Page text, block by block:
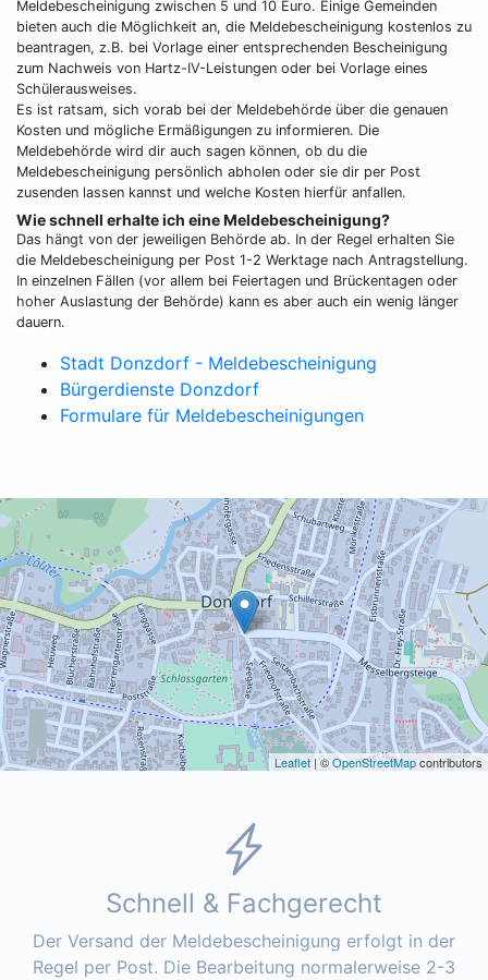
Meldebescheinigung zwischen 5 und 10 Euro. Einige Gemeinden
bieten auch die Möglichkeit an, die Meldebescheinigung kostenlos zu
beantragen, z.B. bei Vorlage einer entsprechenden Bescheinigung
zum Nachweis von Hartz-IV-Leistungen oder bei Vorlage eines
Schülerausweises.
Es ist ratsam, sich vorab bei der Meldebehörde über die genauen
Kosten und mögliche Ermäßigungen zu informieren. Die
Meldebehörde wird dir auch sagen können, ob du die
Meldebescheinigung persönlich abholen oder sie dir per Post
zusenden lassen kannst und welche Kosten hierfür anfallen.
Wie schnell erhalte ich eine Meldebescheinigung?
Das hängt von der jeweiligen Behörde ab. In der Regel erhalten Sie
die Meldebescheinigung per Post 1-2 Werktage nach Antragstellung.
In einzelnen Fällen (vor allem bei Feiertagen und Brückentagen oder
hoher Auslastung der Behörde) kann es aber auch ein wenig länger
dauern.
Stadt Donzdorf - Meldebescheinigung
Bürgerdienste Donzdorf
Formulare für Meldebescheinigungen
Leaflet | ©OpenStreetMapcontributors
Schnell & Fachgerecht
Der Versand der Meldebescheinigung erfolgt in der
Regel per Post. Die Bearbeitung normalerweise 2-3